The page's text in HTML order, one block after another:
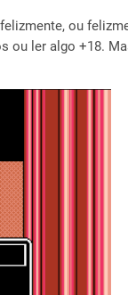
ou
ou ler algo +18.